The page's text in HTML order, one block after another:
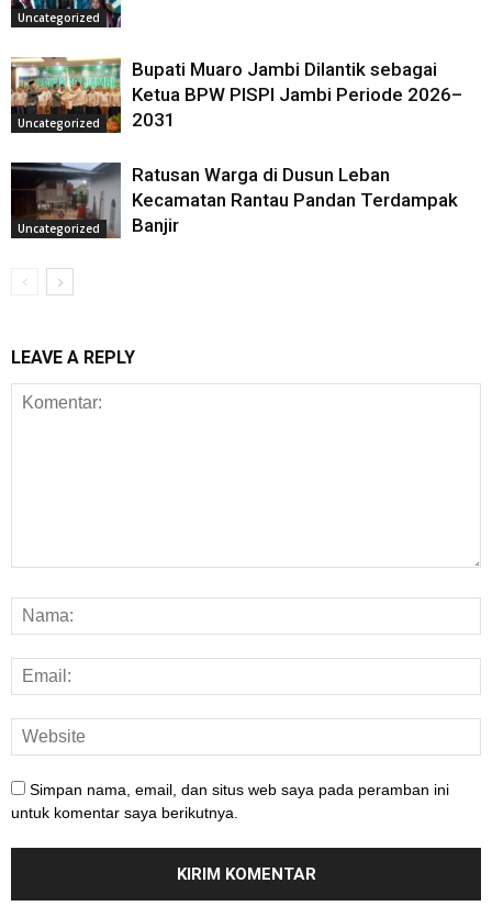
Uncategorized
Uncategorized
Bupati Muaro Jambi Dilantik sebagai
Ketua BPW PISPI Jambi Periode 2026–
2031
Uncategorized
Ratusan Warga di Dusun Leban
Kecamatan Rantau Pandan Terdampak
Banjir
LEAVE A REPLY
Simpan nama, email, dan situs web saya pada peramban ini
untuk komentar saya berikutnya.